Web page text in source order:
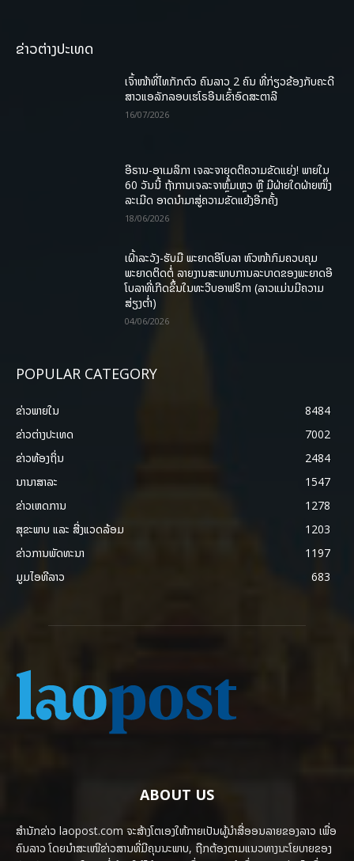
ຂ່າວຕ່າງປະເທດ
ເຈົ້າໜ້າທີ່ໄທກັກຕົວ ຄົນລາວ 2 ຄົນ ທີ່ກ່ຽວຂ້ອງກັບຄະດີ
ສາວແອລັກລອບເຮໂຣອີນເຂົ້າອົດສະຕາລີ
16/07/2026
ອີຣານ-ອາເມລິກາ ເຈລະຈາຍຸດຕິຄວາມຂັດແຍ່ງ! ພາຍໃນ
60 ວັນນີ້ ຖ້າການເຈລະຈາຫຼົ້ມເຫຼວ ຫຼື ມີຝ່າຍໃດຝ່າຍໜຶ່ງ
ລະເມີດ ອາດນໍາມາສູ່ຄວາມຂັດແຍ້ງອີກຄັ້ງ
18/06/2026
ເຝົ້າລະວັງ-ຮັບມື ພະຍາດອີໂບລາ ຫົວໜ້າກົມຄວບຄຸມ
ພະຍາດຕິດຕໍ່ ລາຍງານສະພາບການລະບາດຂອງພະຍາດອີ
ໂບລາທີ່ເກີດຂຶ້ນໃນທະວີບອາຟຣິກາ (ລາວແມ່ນມີຄວາມ
ສ່ຽງຕໍ່າ)
04/06/2026
POPULAR CATEGORY
ຂ່າວພາຍ​ໃນ
8484
ຂ່າວຕ່າງປະເທດ
7002
ຂ່າວທ້ອງຖິ່ນ
2484
ນານາສາລະ
1547
ຂ່າວເຫດການ
1278
ສຸຂະພາບ ແລະ ສີ່ງແວດລ້ອມ
1203
ຂ່າວການພັດທະນາ
1197
ມູມໄອທີລາວ
683
ABOUT US
ສຳນັກຂ່າວ laopost.com ຈະສ້າງໂຕເອງໃຫ້ກາຍເປັນຜູ້ນຳສື່ອອນລາຍຂອງລາວ ເພື່ອ
ຄົນລາວ ໂດຍນຳສະເໜີຂ່າວສານທີ່ມີຄຸນນະພາບ, ຖືກຕ້ອງຕາມແນວທາງນະໂຍບາຍຂອງ